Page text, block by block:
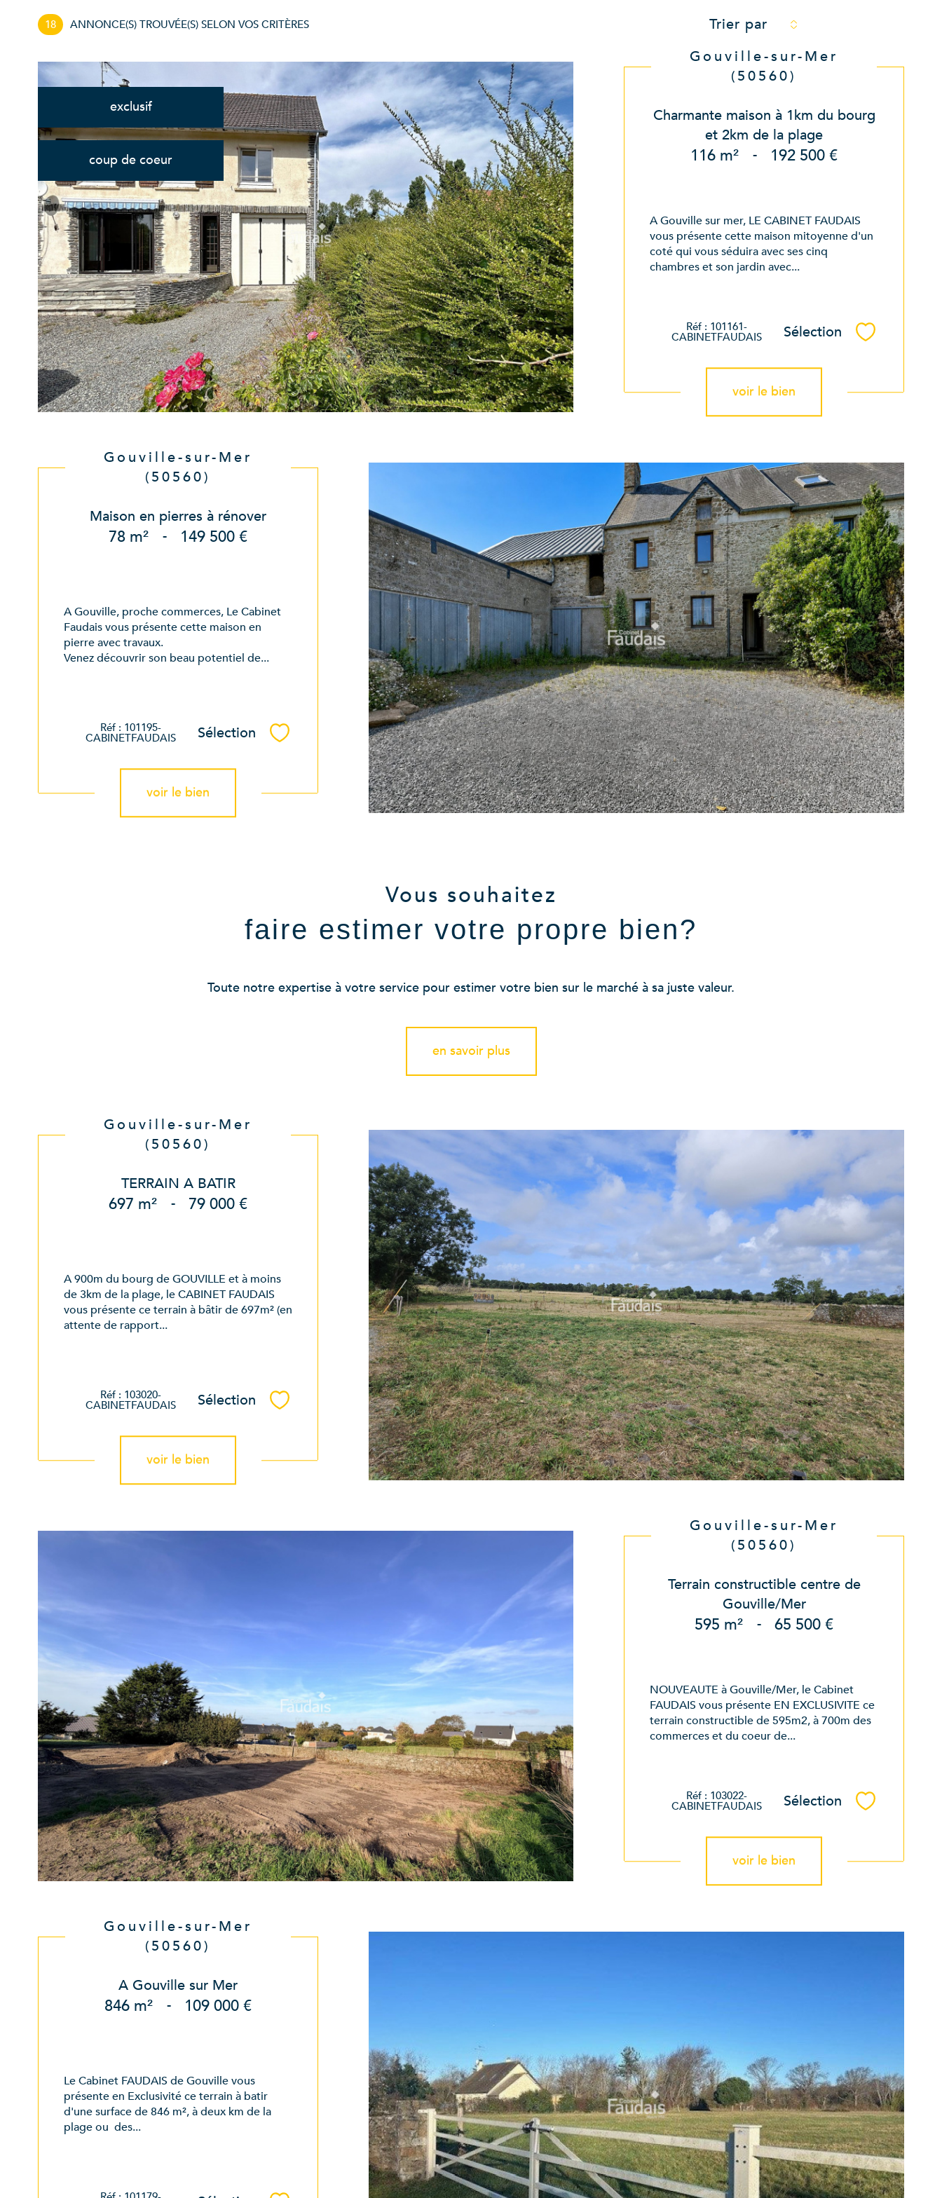
18 ANNONCE(S) TROUVÉE(S) SELON VOS CRITÈRES Trier par
exclusif
coup de coeur
Gouville-sur-Mer
(50560)
Charmante maison à 1km du bourg
et 2km de la plage
116 m² - 192 500 €
A Gouville sur mer, LE CABINET FAUDAIS
vous présente cette maison mitoyenne d'un
coté qui vous séduira avec ses cinq
chambres et son jardin avec...
Réf : 101161-
CABINETFAUDAIS Sélection Sélectionner
voir le bien
Gouville-sur-Mer
(50560)
Maison en pierres à rénover
78 m² - 149 500 €
A Gouville, proche commerces, Le Cabinet
Faudais vous présente cette maison en
pierre avec travaux.
Venez découvrir son beau potentiel de...
Réf : 101195-
CABINETFAUDAIS Sélection Sélectionner
voir le bien
Vous souhaitez
faire estimer votre propre bien?
Toute notre expertise à votre service pour estimer votre bien sur le marché à sa juste valeur.
en savoir plus
Gouville-sur-Mer
(50560)
TERRAIN A BATIR
697 m² - 79 000 €
A 900m du bourg de GOUVILLE et à moins
de 3km de la plage, le CABINET FAUDAIS
vous présente ce terrain à bâtir de 697m² (en
attente de rapport...
Réf : 103020-
CABINETFAUDAIS Sélection Sélectionner
voir le bien
Gouville-sur-Mer
(50560)
Terrain constructible centre de
Gouville/Mer
595 m² - 65 500 €
NOUVEAUTE à Gouville/Mer, le Cabinet
FAUDAIS vous présente EN EXCLUSIVITE ce
terrain constructible de 595m2, à 700m des
commerces et du coeur de...
Réf : 103022-
CABINETFAUDAIS Sélection Sélectionner
voir le bien
Gouville-sur-Mer
(50560)
A Gouville sur Mer
846 m² - 109 000 €
Le Cabinet FAUDAIS de Gouville vous
présente en Exclusivité ce terrain à batir
d'une surface de 846 m², à deux km de la
plage ou des...